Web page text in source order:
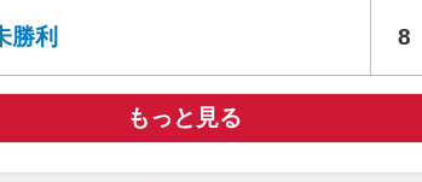
勝利 8
もっと見る